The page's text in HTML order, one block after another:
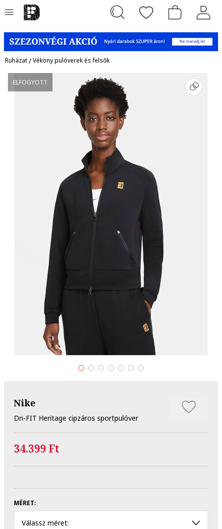
Ruházat/Vékony pulóverek és felsők
ELFOGYOTT
Nike
Dri-FIT Heritage cipzáros sportpulóver
34.399 Ft
MÉRET:
Válassz méret: